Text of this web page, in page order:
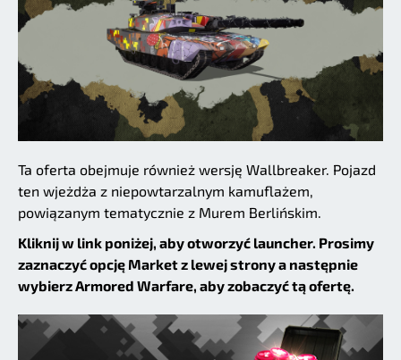
Ta oferta obejmuje również wersję Wallbreaker. Pojazd
ten wjeżdża z niepowtarzalnym kamuflażem,
powiązanym tematycznie z Murem Berlińskim.
Kliknij w link poniżej, aby otworzyć launcher. Prosimy
zaznaczyć opcję Market z lewej strony a następnie
wybierz Armored Warfare, aby zobaczyć tą ofertę.